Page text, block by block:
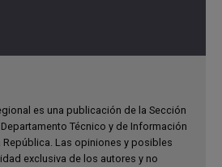
es una publicación de la Sección
Técnico y de Información
República. Las opiniones y posibles
exclusiva de los autores y no